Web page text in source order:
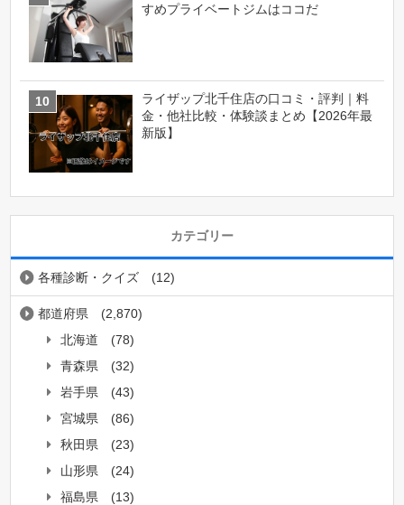
すめプライベートジムはココだ
ライザップ北千住店の口コミ・評判｜料
金・他社比較・体験談まとめ【2026年最
新版】
カテゴリー
各種診断・クイズ (12)
都道府県
(2,870)
北海道
(78)
青森県
(32)
岩手県
(43)
宮城県
(86)
秋田県
(23)
山形県
(24)
福島県
(13)